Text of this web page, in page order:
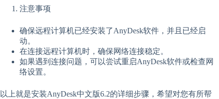
注意事项
确保远程计算机已经安装了AnyDesk软件，并且已经启
动。
在连接远程计算机时，确保网络连接稳定。
如果遇到连接问题，可以尝试重启AnyDesk软件或检查网
络设置。
以上就是安装AnyDesk中文版6.2的详细步骤，希望对您有所帮